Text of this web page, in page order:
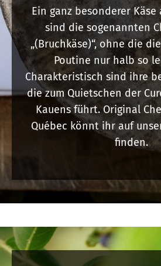
Ein ganz besonderer Käse
sind die sogenannten
„(Bruchkäse)“, ohne die
Poutine nur halb so
Charakteristisch sind ihre
die zum Quietschen der
Kauens führt. Original
Québec könnt ihr auf
finden.